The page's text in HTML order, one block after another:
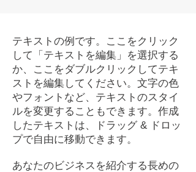
テキストの例です。ここをクリック
して「テキストを編集」を選択する
か、ここをダブルクリックしてテキ
ストを編集してください。文字の色
やフォントなど、テキストのスタイ
ルを変更することもできます。作成
したテキストは、ドラッグ & ドロッ
プで自由に移動できます。
あなたのビジネスを紹介する長めの